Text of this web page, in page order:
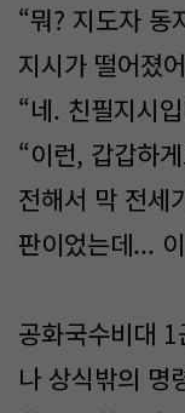
“뭐? 지도자 동
지시가 떨어졌
“네. 친필지시
“이런, 갑갑하
전해서 막 전세
판이었는데...
공화국수비대
나 상식밖의 명